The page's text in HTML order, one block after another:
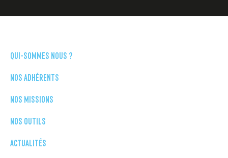
QUI-SOMMES NOUS ?
NOS ADHÉRENTS
NOS MISSIONS
NOS OUTILS
ACTUALITÉS